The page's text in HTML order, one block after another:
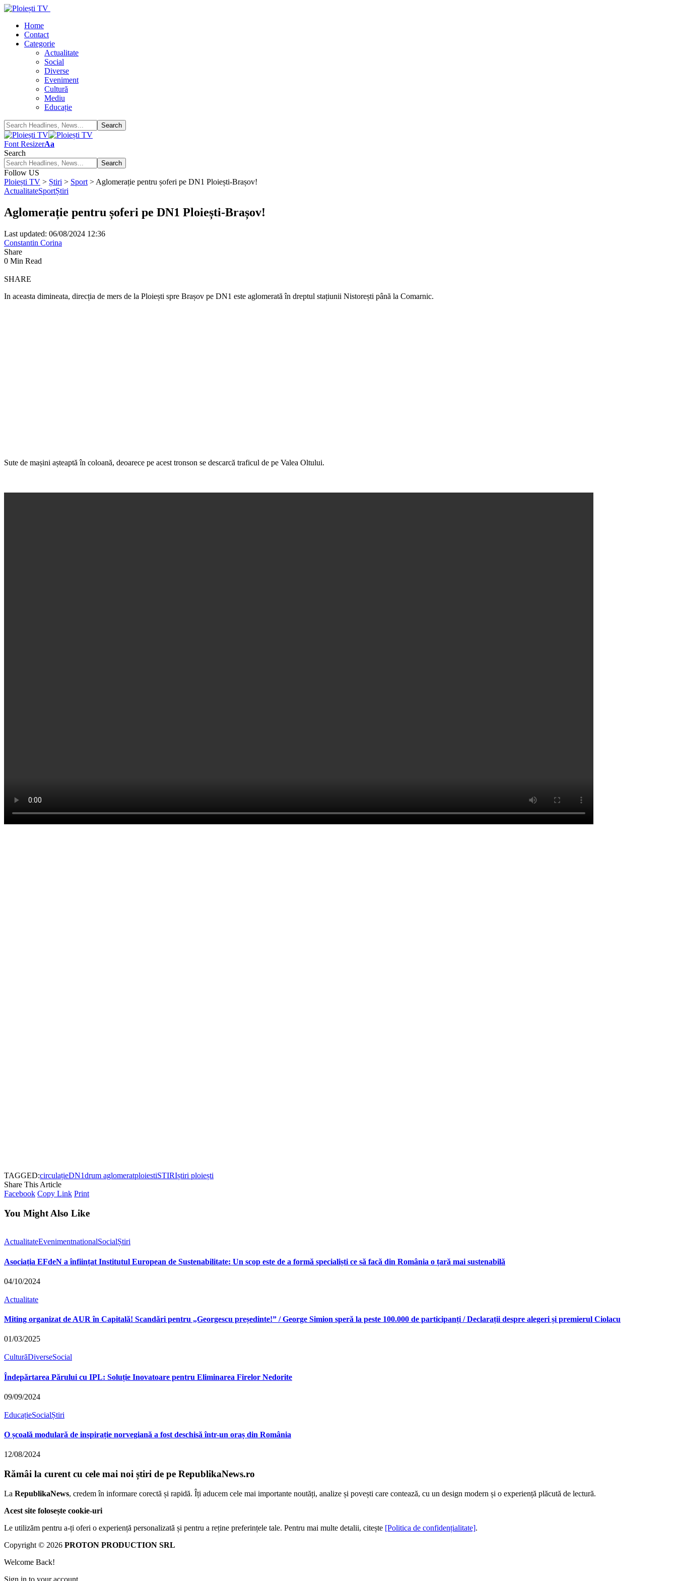
Home
Contact
Categorie
Actualitate
Social
Diverse
Eveniment
Cultură
Mediu
Educație
Font ResizerAa
Search
Follow US
Ploiești TV > Știri > Sport > Aglomerație pentru șoferi pe DN1 Ploiești-Brașov!
ActualitateSportȘtiri
Aglomerație pentru șoferi pe DN1 Ploiești-Brașov!
Last updated: 06/08/2024 12:36
Constantin Corina
Share
0 Min Read
SHARE
In aceasta dimineata, direcția de mers de la Ploiești spre Brașov pe DN1 este aglomerată în dreptul stațiunii Nistorești până la Comarnic.
Sute de mașini așteaptă în coloană, deoarece pe acest tronson se descarcă traficul de pe Valea Oltului.
TAGGED:circulațieDN1drum aglomeratploiestiSTIRIștiri ploiești
Share This Article
Facebook Copy Link Print
You Might Also Like
ActualitateEvenimentnationalSocialȘtiri
Asociația EFdeN a înființat Institutul European de Sustenabilitate: Un scop este de a formă specialiști ce să facă din România o țară mai sustenabilă
04/10/2024
Actualitate
Miting organizat de AUR în Capitală! Scandări pentru „Georgescu președinte!” / George Simion speră la peste 100.000 de participanți / Declarații despre alegeri și premierul Ciolacu
01/03/2025
CulturăDiverseSocial
Îndepărtarea Părului cu IPL: Soluție Inovatoare pentru Eliminarea Firelor Nedorite
09/09/2024
EducațieSocialȘtiri
O școală modulară de inspirație norvegiană a fost deschisă într-un oraș din România
12/08/2024
Rămâi la curent cu cele mai noi știri de pe RepublikaNews.ro
La RepublikaNews, credem în informare corectă și rapidă. Îți aducem cele mai importante noutăți, analize și povești care contează, cu un design modern și o experiență plăcută de lectură.
Acest site folosește cookie-uri
Le utilizăm pentru a-ți oferi o experiență personalizată și pentru a reține preferințele tale. Pentru mai multe detalii, citește [Politica de confidențialitate].
Copyright © 2026 PROTON PRODUCTION SRL
Welcome Back!
Sign in to your account